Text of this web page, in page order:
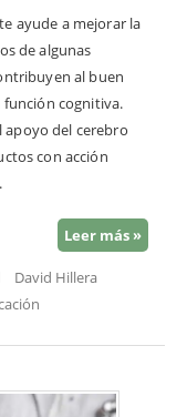
ayude a mejorar la
de algunas
al buen
cognitiva.
apoyo del cerebro
con acción
Leer más »
David Hillera